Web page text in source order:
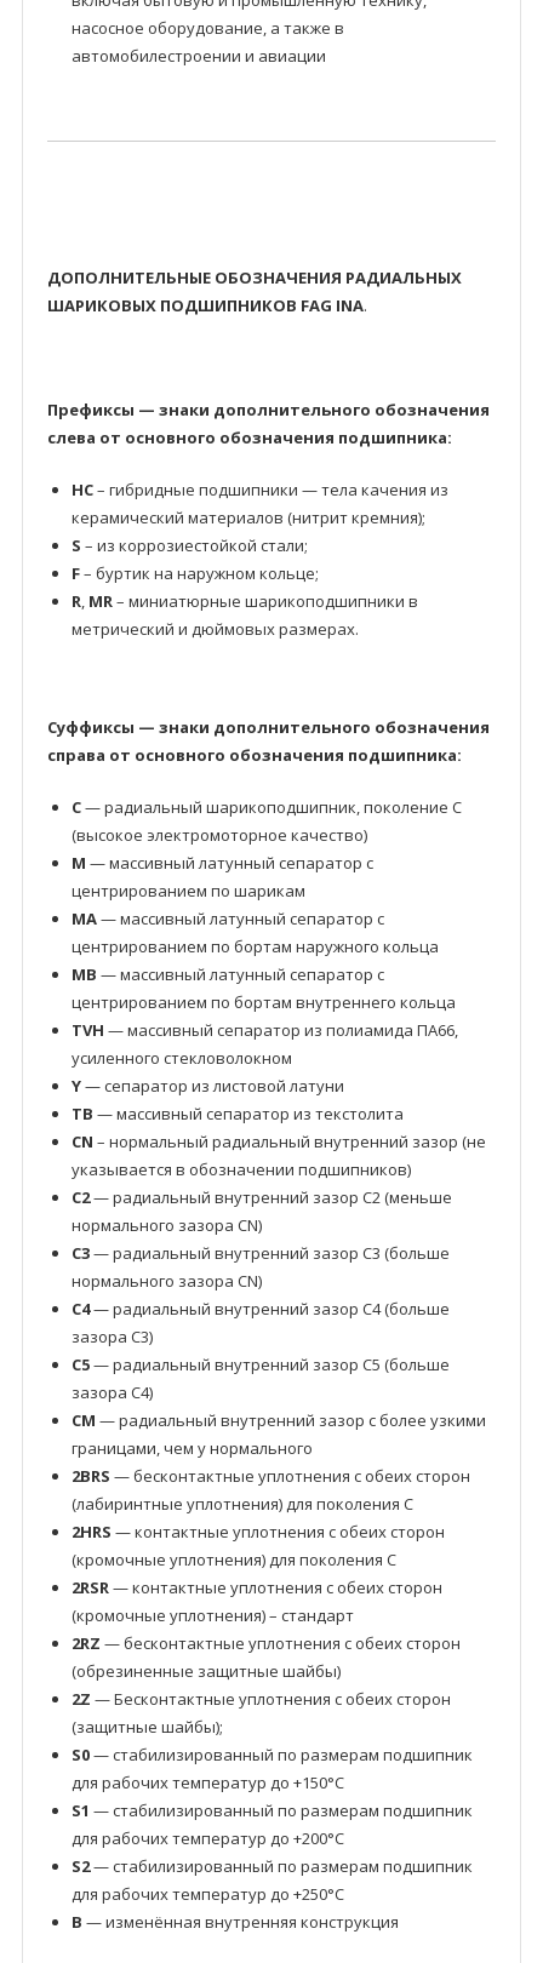
насосное оборудование, а также в
автомобилестроении и авиации
ДОПОЛНИТЕЛЬНЫЕ ОБОЗНАЧЕНИЯ РАДИАЛЬНЫХ
ШАРИКОВЫХ ПОДШИПНИКОВ FAG INA.
Префиксы — знаки дополнительного обозначения
слева от основного обозначения подшипника:
HC– гибридные подшипники — тела качения из
керамический материалов (нитрит кремния);
S – из коррозиестойкой стали;
F– буртик на наружном кольце;
R, MR– миниатюрные шарикоподшипники в
метрический и дюймовых размерах.
Суффиксы — знаки дополнительного обозначения
справа от основного обозначения подшипника:
C— радиальный шарикоподшипник, поколение C
(высокое электромоторное качество)
M — массивный латунный сепаратор с
центрированием по шарикам
MA— массивный латунный сепаратор с
центрированием по бортам наружного кольца
MB — массивный латунный сепаратор с
центрированием по бортам внутреннего кольца
TVH — массивный сепаратор из полиамида ПА66,
усиленного стекловолокном
Y— сепаратор из листовой латуни
TB — массивный сепаратор из текстолита
CN – нормальный радиальный внутренний зазор (не
указывается в обозначении подшипников)
C2— радиальный внутренний зазор C2 (меньше
нормального зазора CN)
C3— радиальный внутренний зазор C3 (больше
нормального зазора CN)
C4— радиальный внутренний зазор C4 (больше
зазора C3)
C5— радиальный внутренний зазор C5 (больше
зазора C4)
CM — радиальный внутренний зазор с более узкими
границами, чем у нормального
2BRS — бесконтактные уплотнения с обеих сторон
(лабиринтные уплотнения) для поколения C
2HRS — контактные уплотнения с обеих сторон
(кромочные уплотнения) для поколения C
2RSR— контактные уплотнения с обеих сторон
(кромочные уплотнения) – стандарт
2RZ — бесконтактные уплотнения с обеих сторон
(обрезиненные защитные шайбы)
2Z — Бесконтактные уплотнения с обеих сторон
(защитные шайбы);
S0— стабилизированный по размерам подшипник
для рабочих температур до +150°C
S1 — стабилизированный по размерам подшипник
для рабочих температур до +200°C
S2— стабилизированный по размерам подшипник
для рабочих температур до +250°C
B — изменённая внутренняя конструкция